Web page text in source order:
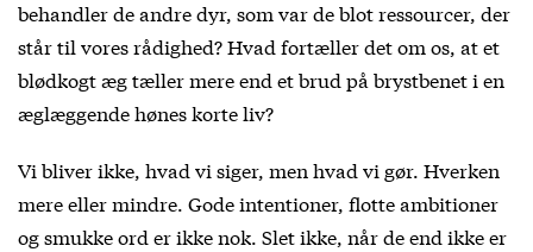
behandler de andre dyr, som var de blot ressourcer, der
står til vores rådighed? Hvad fortæller det om os, at et
blødkogt æg tæller mere end et brud på brystbenet i en
æglæggende hønes korte liv?
Vi bliver ikke, hvad vi siger, men hvad vi gør. Hverken
mere eller mindre. Gode intentioner, flotte ambitioner
og smukke ord er ikke nok. Slet ikke, når de end ikke er